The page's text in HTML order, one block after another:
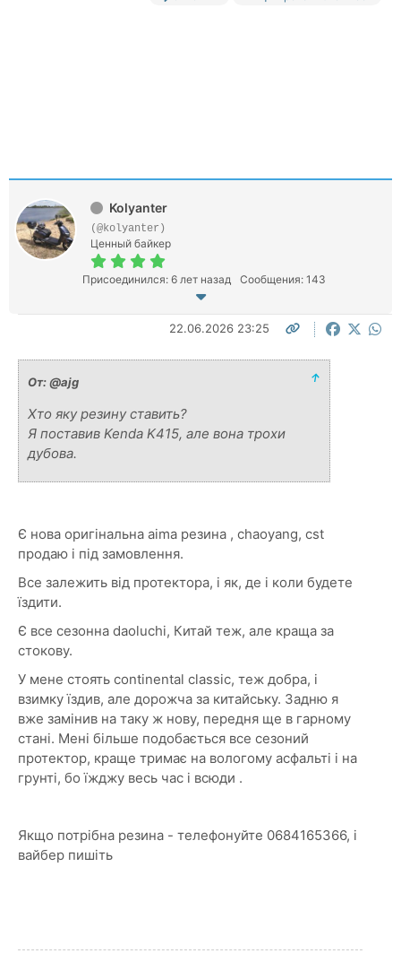
Kolyanter
(@kolyanter)
Ценный байкер
Присоединился: 6 лет назад Сообщения: 143
22.06.2026 23:25
От: @ajg ↑
Хто яку резину ставить?
Я поставив Kenda K415, але вона трохи
дубова.
Є нова оригінальна aima резина , chaoyang, cst
продаю і під замовлення.
Все залежить від протектора, і як, де і коли будете
їздити.
Є все сезонна daoluchi, Китай теж, але краща за
стокову.
У мене стоять continental classic, теж добра, і
взимку їздив, але дорожча за китайську. Задню я
вже замінив на таку ж нову, передня ще в гарному
стані. Мені більше подобається все сезоний
протектор, краще тримає на вологому асфальті і на
грунті, бо їжджу весь час і всюди .
Якщо потрібна резина - телефонуйте 0684165366, і
вайбер пишіть